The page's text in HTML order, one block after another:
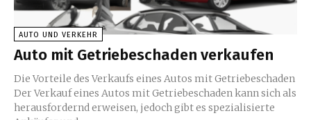
AUTO UND VERKEHR
Auto mit Getriebeschaden verkaufen
Die Vorteile des Verkaufs eines Autos mit Getriebeschaden
Der Verkauf eines Autos mit Getriebeschaden kann sich als
herausfordernd erweisen, jedoch gibt es spezialisierte